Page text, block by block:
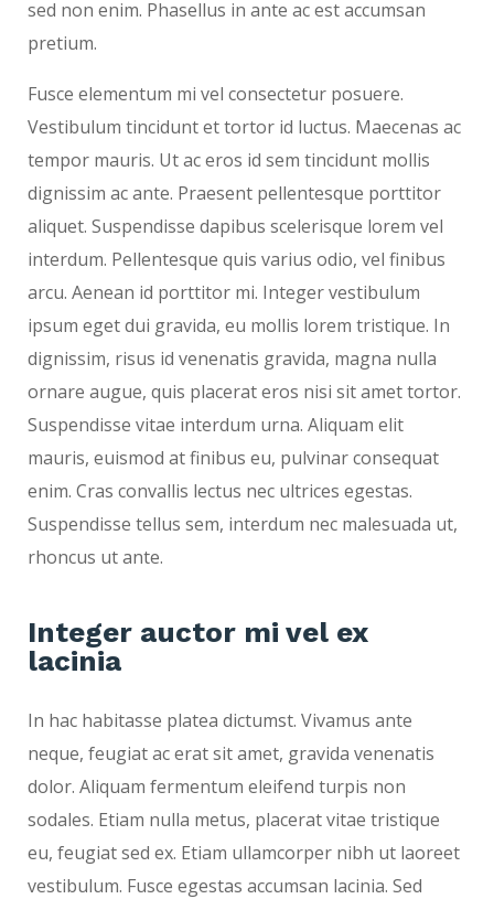
sed non enim. Phasellus in ante ac est accumsan
pretium.
Fusce elementum mi vel consectetur posuere.
Vestibulum tincidunt et tortor id luctus. Maecenas ac
tempor mauris. Ut ac eros id sem tincidunt mollis
dignissim ac ante. Praesent pellentesque porttitor
aliquet. Suspendisse dapibus scelerisque lorem vel
interdum. Pellentesque quis varius odio, vel finibus
arcu. Aenean id porttitor mi. Integer vestibulum
ipsum eget dui gravida, eu mollis lorem tristique. In
dignissim, risus id venenatis gravida, magna nulla
ornare augue, quis placerat eros nisi sit amet tortor.
Suspendisse vitae interdum urna. Aliquam elit
mauris, euismod at finibus eu, pulvinar consequat
enim. Cras convallis lectus nec ultrices egestas.
Suspendisse tellus sem, interdum nec malesuada ut,
rhoncus ut ante.
Integer auctor mi vel ex
lacinia
In hac habitasse platea dictumst. Vivamus ante
neque, feugiat ac erat sit amet, gravida venenatis
dolor. Aliquam fermentum eleifend turpis non
sodales. Etiam nulla metus, placerat vitae tristique
eu, feugiat sed ex. Etiam ullamcorper nibh ut laoreet
vestibulum. Fusce egestas accumsan lacinia. Sed